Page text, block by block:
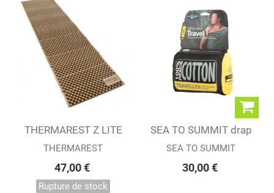
THERMAREST Z LITE
REGULAR...
THERMAREST
47,00 €
Rupture de stock
SEA TO SUMMIT drap
de coton...
SEA TO SUMMIT
30,00 €